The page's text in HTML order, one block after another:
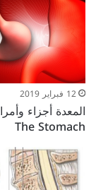
12 فبراير 2019
المعدة أجزاء
The Stomach